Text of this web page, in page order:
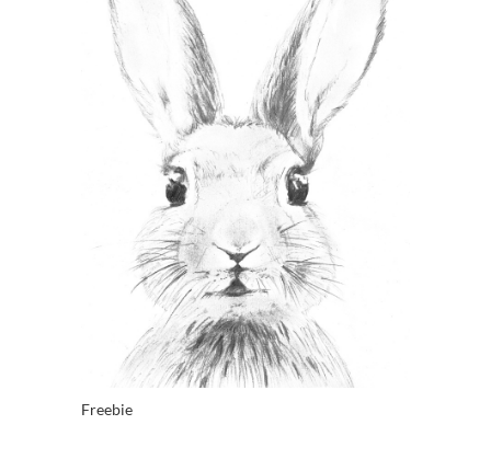
Freebie